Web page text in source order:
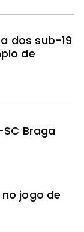
dos sub-19
de
Braga
jogo de